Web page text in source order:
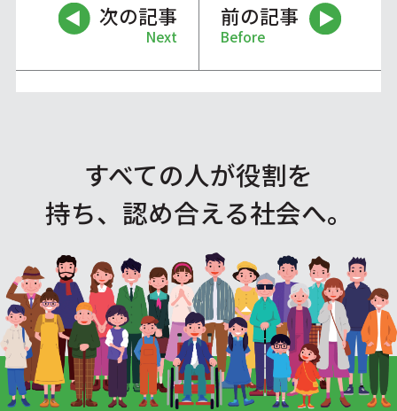
次の記事
Next
前の記事
Before
すべての人が役割を
持ち、認め合える社会へ。